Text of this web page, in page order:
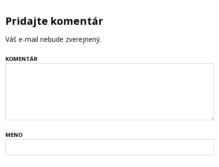
Pridajte komentár
Váš e-mail nebude zverejnený.
KOMENTÁR
MENO